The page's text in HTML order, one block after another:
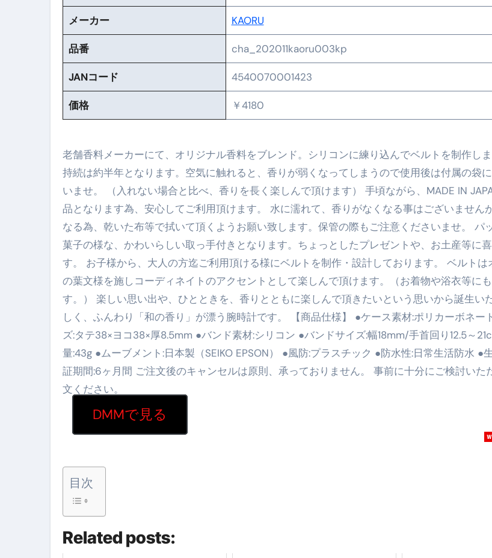
自己破産にまつわるよくある勘違い4選#Shorts
体脂肪が落ちる朝食3選 #ダイエット
No.102 9割が勘違い 自己破産の真実
アーモンドを毎日食べたらどうなるの？①【30秒でわかる効果まとめ】#アーモ
セラピストのための！美容、健康、ダイエットにとても重要な女性ホルモンと男性
弁護士解説【詐欺被害】警察に行っても返金されません
5キロ痩せる簡単な方法
ムームードメイン 2月のおすすめドメイン特集- ビジネスの信用を築く――そのす
FRONTIER スーパーセール2026 完全攻略ガイド 今こそ買い時！ゲーミングPC・
なくす不安と消える恐怖をゼロにする時代へ Pebblebee × iMazing で完成する「
使った分だけ支払う、いちばん賢いスマホ代。 BB.exciteモバイル「Fitプラン」完
英語が「聞こえる・分かる・話せる」に変わる30日間 ― 科学的メソッドで英語脳を
【海外ツアー完全ガイド】アジア最安1万円台＆ハワイ朝食付き割引まで網羅 ― “失
新春スペシャルセール完全ガイド：国内航空券＋ホテルが“セット割”で最安級！
【ムームードメイン】 【.site】今注目のドメインをご紹介
何をするサイトか”が
梅干しを毎日食べたらどうなるの？①【30秒でわかる効果まとめ】#梅干し #ダ
ブルーベリーを毎日食べたらどうなるの？②【30秒でわかる効果まとめ】#ダ
バナナを毎日食べたらどうなるの？①【30秒でわかる効果まとめ】#バナナ #ダ
かいまき（掻巻き）超完全ガイド｜“着る布団”で肩・首・足元の冷えを根こそぎ防
メーカー KAORU
品番 cha_202011kaoru003kp
JANコード 4540070001423
価格 ￥4180
老舗香料メーカーにて、オリジナル香料をブレンド。シリコンに練り込んでベルトを制作し
持続は約半年となります。空気に触れると、香りが弱くなってしまうので使用後は付属の袋
いませ。 （入れない場合と比べ、香りを長く楽しんで頂けます） 手頃ながら、MADE IN
品となります為、安心してご利用頂けます。 水に濡れて、香りがなくなる事はございません
なる為、乾いた布等で拭いて頂くようお願い致します。保管の際もご注意くださいませ。 パ
菓子の様な、かわいらしい取っ手付きとなります。ちょっとしたプレゼントや、お土産等に
す。 お子様から、大人の方迄ご利用頂ける様にベルトを制作・設計しております。 ベルトは
の葉文様を施しコーディネイトのアクセントとして楽しんで頂けます。（お着物や浴衣等に
す。） 楽しい思い出や、ひとときを、香りとともに楽しんで頂きたいという思いから誕生い
しく、ふんわり「和の香り」が漂う腕時計です。 【商品仕様】 ●ケース素材:ポリカーボネー
ズ:タテ38×ヨコ38×厚8.5mm ●バンド素材:シリコン ●バンドサイズ:幅18mm/手首回り12.5～
量:43g ●ムーブメント:日本製（SEIKO EPSON） ●風防:プラスチック ●防水性:日常生活防水 ●
証期間:6ヶ月間 ご注文後のキャンセルは原則、承っておりません。 事前に十分にご検討いた
文ください。
DMMで見る
目次
Related posts: